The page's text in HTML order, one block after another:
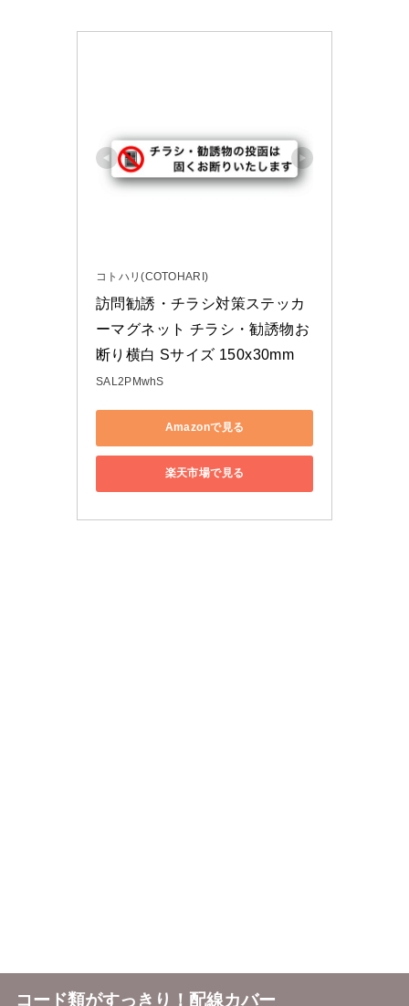
コトハリ(COTOHARI)
訪問勧誘・チラシ対策ステッカ
ーマグネット チラシ・勧誘物お
断り横白 Sサイズ 150x30mm
SAL2PMwhS
Amazonで見る
楽天市場で見る
コード類がすっきり！配線カバー